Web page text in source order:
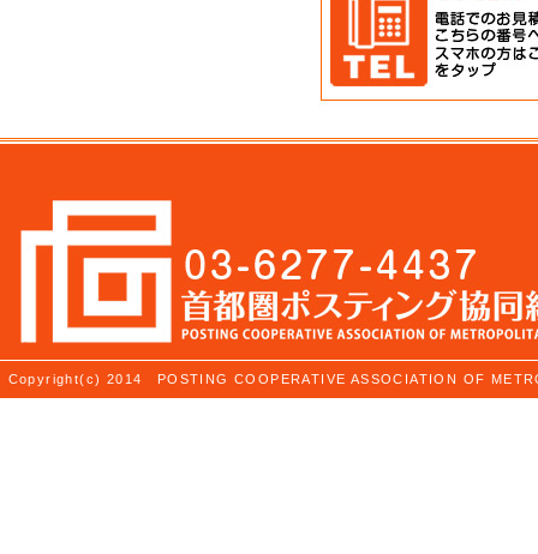
Copyright(c) 2014 POSTING COOPERATIVE ASSOCIATION OF